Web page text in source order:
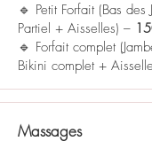
🔹 Petit Forfait (Bas des
Partiel + Aisselles) –
🔹 Forfait complet
Bikini complet +
Massages